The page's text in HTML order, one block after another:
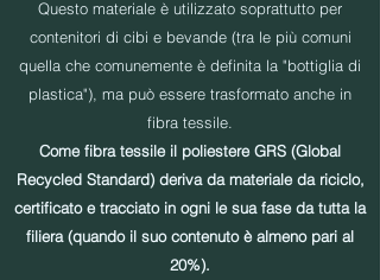
Questo materiale è utilizzato soprattutto per
contenitori di cibi e bevande (tra le più comuni
quella che comunemente è definita la "bottiglia di
plastica"), ma può essere trasformato anche in
fibra tessile.
Come fibra tessile il poliestere GRS (Global
Recycled Standard) deriva da materiale da riciclo,
certificato e tracciato in ogni le sua fase da tutta la
filiera (quando il suo contenuto è almeno pari al
20%).